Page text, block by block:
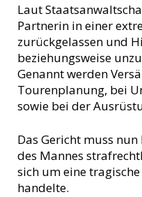
Laut
Partnerin in einer
zurückgelassen und
beziehungsweise
Genannt werden
Tourenplanung, bei
sowie bei der
Das Gericht muss
des Mannes
sich um eine
handelte.